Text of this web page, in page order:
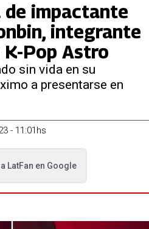
de impactante
integrante
K-Pop Astro
sin vida en su
a presentarse en
- 11:01hs
LatFan en Google